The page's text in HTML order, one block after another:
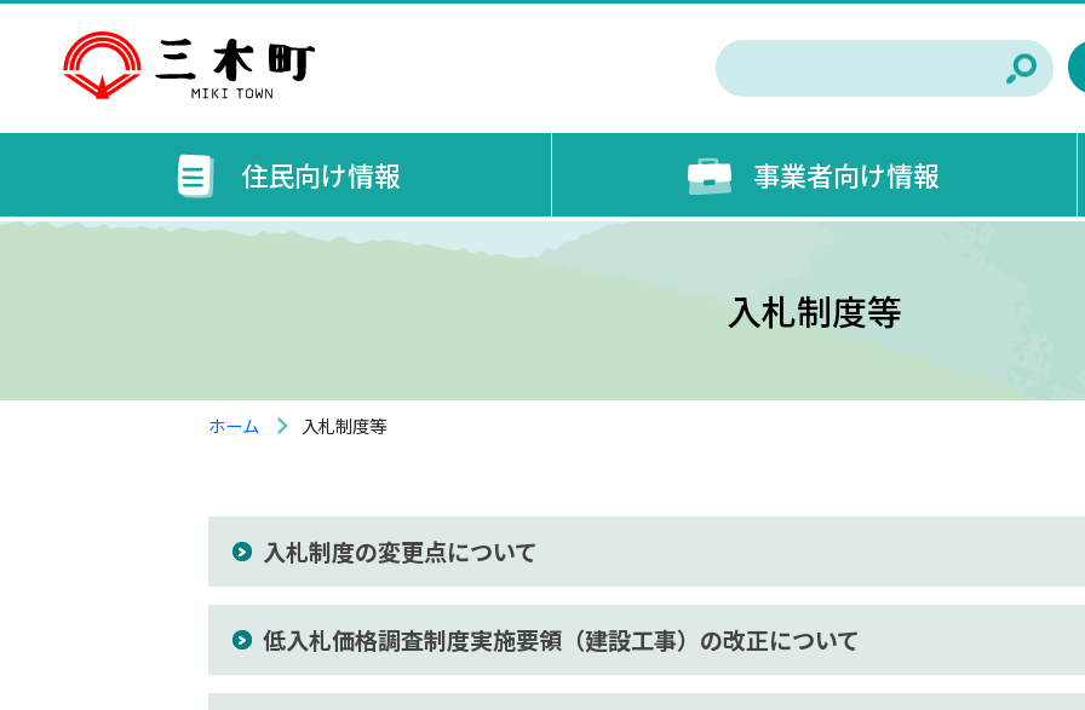
住民向け情報 事業者向け情報
入札制度等
ホーム 入札制度等
入札制度の変更点について
低入札価格調査制度実施要領（建設工事）の改正について